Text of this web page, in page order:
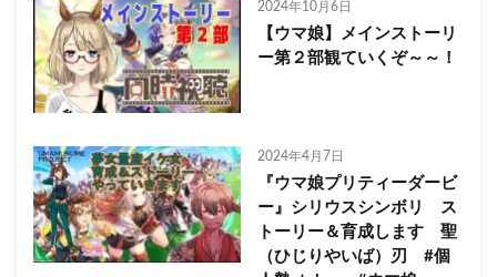
2024年10月6日
【ウマ娘】メインストーリ
ー第２部観ていくぞ～～！
2024年4月7日
『ウマ娘プリティーダービ
ー』シリウスシンボリ ス
トーリー＆育成します 聖
（ひじりやいば）刃 #個